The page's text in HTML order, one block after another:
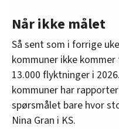
Når ikke målet
Så sent som i forrige
kommuner ikke
13.000 flyktninger i
kommuner har
spørsmålet bare hvor
Nina Gran i KS.